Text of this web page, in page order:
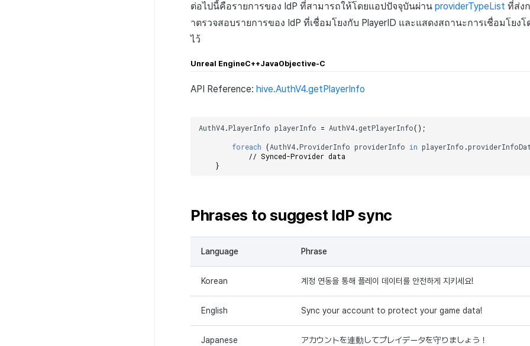
ต่อไปนี้คือรายการของ IdP ที่สามารถให้โดยแอปปัจจุบันผ่าน providerTypeList ที่ส่ง
าตรวจสอบรายการของ IdP ที่เชื่อมโยงกับ PlayerID และแสดงสถานะการเชื่อมโยง
ไว้
Unreal EngineC++JavaObjective-C
API Reference: hive.AuthV4.getPlayerInfo
AuthV4.PlayerInfo playerInfo = AuthV4.getPlayerInfo();
foreach (AuthV4.ProviderInfo providerInfo in playerInfo .
// Synced-Provider data
}
Phrases to suggest IdP sync
Language Phrase
Korean 계정 연동을 통해 플레이 데이터를 안전하게 지키세요!
English Sync your account to protect your game data!
Japanese アカウントを連動してプレイデータを守りましょう！